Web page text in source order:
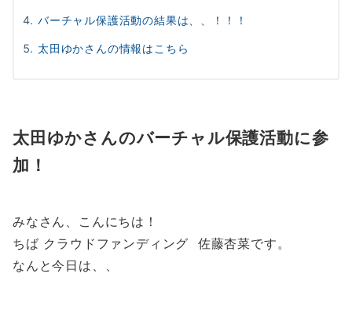
バーチャル保護活動の結果は、、！！！
太田ゆかさんの情報はこちら
太田ゆかさんのバーチャル保護活動に参
加！
みなさん、こんにちは！
ちば クラウドファンディング 佐藤杏菜です。
なんと今日は、、